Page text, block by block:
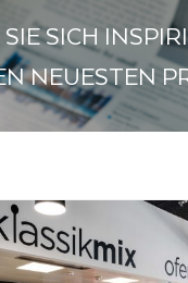
SICH
NEUESTEN